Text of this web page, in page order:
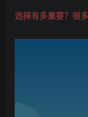
选择有多重要？很